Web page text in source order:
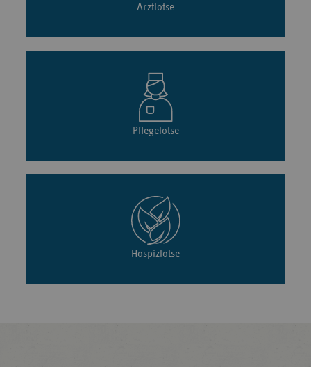
Arztlotse
Pflegelotse
Hospizlotse